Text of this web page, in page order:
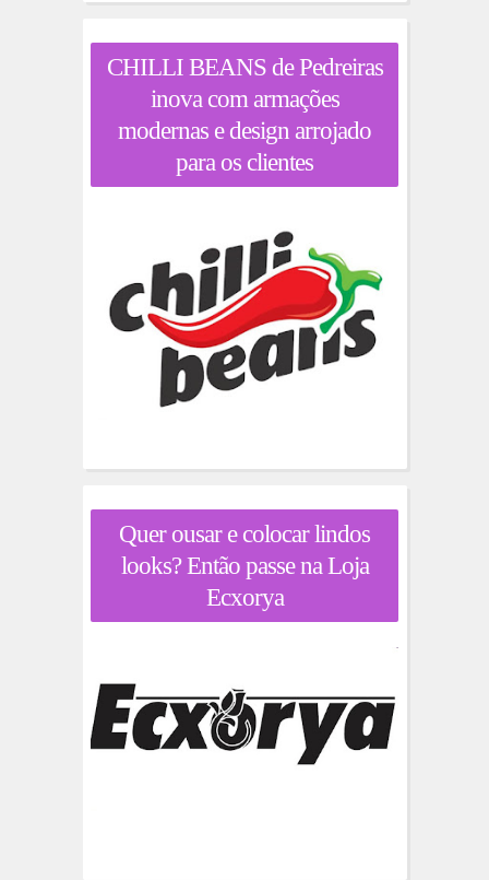
CHILLI BEANS de Pedreiras
inova com armações
modernas e design arrojado
para os clientes
Quer ousar e colocar lindos
looks? Então passe na Loja
Ecxorya